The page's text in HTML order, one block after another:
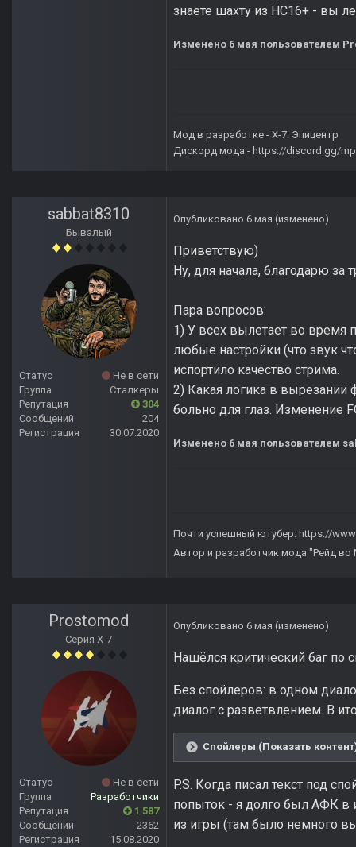
знаете шахту из НС16+ - вы
Изменено 6 мая пользователем
Мод в разработке - X-7: Эпицентр
Дискорд мода - https://discord.gg/
sabbat8310
Бывалый
Статус
Не в сети
Группа
Сталкеры
Репутация
304
Сообщений
204
Регистрация
30.07.2020
Опубликовано 6 мая (изменено)
Приветствую)
Ну, для начала, благодарю
Пара вопросов:
1) У всех вылетает во время
любые настройки (что звук
испортило качество стрима.
2) Какая логика в
больно для глаз. Изменение
Изменено 6 мая пользователем
Почти успешный ютубер: https://
Автор и разработчик мода "Рейд
Prostomod
Серия Х-7
Статус
Не в сети
Группа
Разработчики
Репутация
1 587
Сообщений
2362
Регистрация
15.08.2020
Опубликовано 6 мая (изменено)
Нашёлся критический баг по
Без спойлеров: в одном
диалог с разветвлением. В
Спойлеры (Показать
P.S. Когда писал текст под
попыток - я долго был АФК в
из игры (там было немного